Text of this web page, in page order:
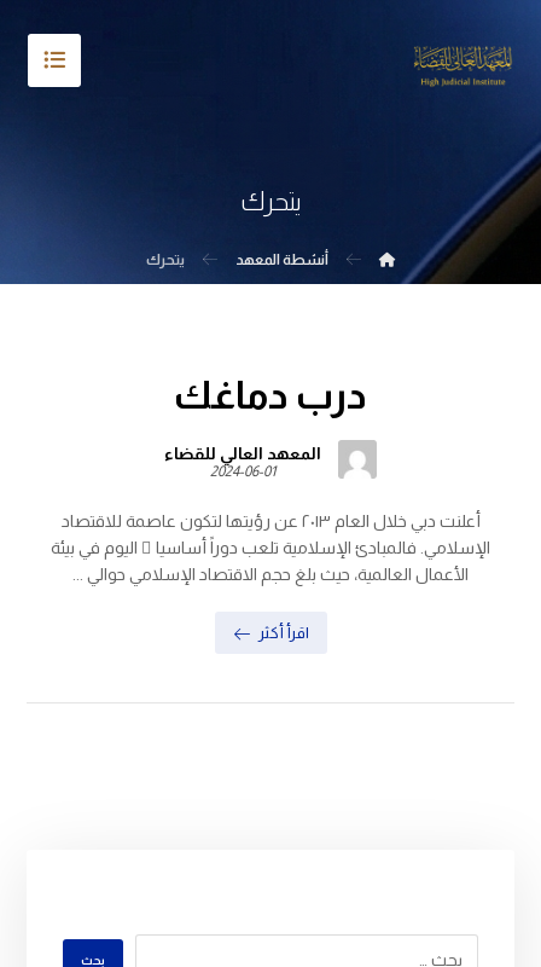
يتحرك
أنشطة المعهد يتحرك
درب دماغك
المعهد العالي للقضاء
2024-06-01
أعلنت دبي خلال العام ٢٠١٣ عن رؤيتها لتكون عاصمة للاقتصاد
الإسلامي. فالمبادئ الإسلامية تلعب دوراً أساسيا ً اليوم في بيئة
الأعمال العالمية، حيث بلغ حجم الاقتصاد الإسلامي حوالي ...
اقرأ أكثر